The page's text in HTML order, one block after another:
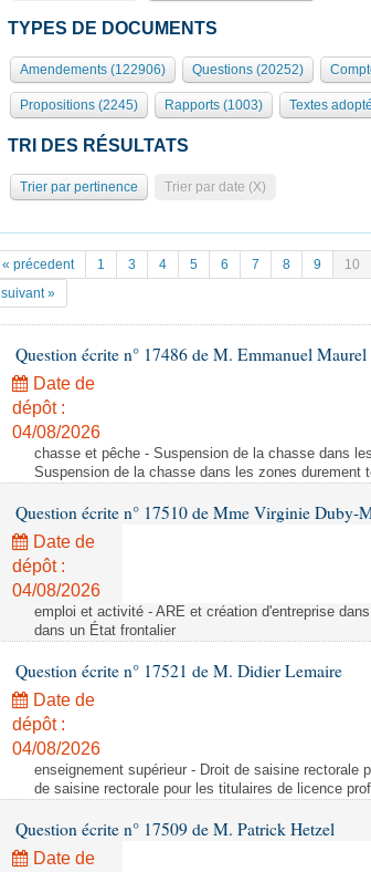
TYPES DE DOCUMENTS
Amendements (122906) Questions (20252)
Propositions (2245) Rapports (1003) Textes
TRI DES RÉSULTATS
Trier par pertinence Trier par date (X)
« précedent 1 3 4 5 6 7 8 9 10
suivant »
Question écrite n° 17486 de M. Emmanuel Maurel
Date de
dépôt :
04/08/2026
chasse et pêche - Suspension de la chasse dans
Suspension de la chasse dans les zones durement
Question écrite n° 17510 de Mme Virginie Duby-
Date de
dépôt :
04/08/2026
emploi et activité - ARE et création d'entreprise
dans un État frontalier
Question écrite n° 17521 de M. Didier Lemaire
Date de
dépôt :
04/08/2026
enseignement supérieur - Droit de saisine rectorale
de saisine rectorale pour les titulaires de licence
Question écrite n° 17509 de M. Patrick Hetzel
Date de